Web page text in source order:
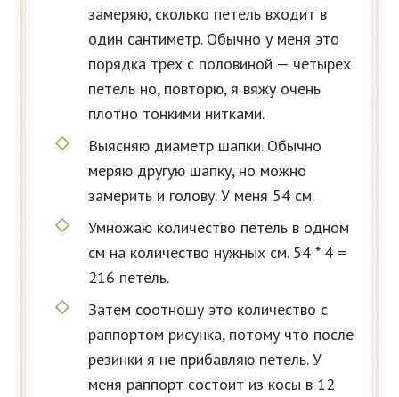
замеряю, сколько петель входит в
один сантиметр. Обычно у меня это
порядка трех с половиной — четырех
петель но, повторю, я вяжу очень
плотно тонкими нитками.
Выясняю диаметр шапки. Обычно
меряю другую шапку, но можно
замерить и голову. У меня 54 см.
Умножаю количество петель в одном
см на количество нужных см. 54 * 4 =
216 петель.
Затем соотношу это количество с
раппортом рисунка, потому что после
резинки я не прибавляю петель. У
меня раппорт состоит из косы в 12